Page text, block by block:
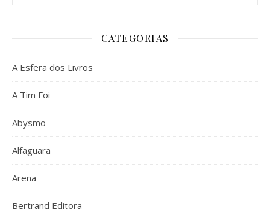
CATEGORIAS
A Esfera dos Livros
A Tim Foi
Abysmo
Alfaguara
Arena
Bertrand Editora